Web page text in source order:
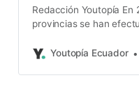
Redacción Youtopía En
provincias se han
décadas, a cargo de la
han permitido que
Youtopía Ecuador